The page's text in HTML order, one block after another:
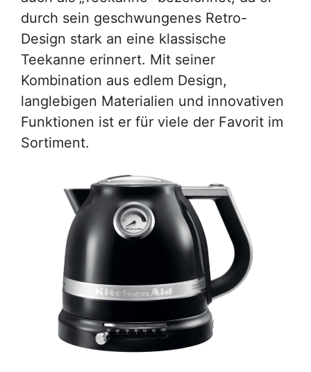
durch sein geschwungenes Retro-
Design stark an eine klassische
Teekanne erinnert. Mit seiner
Kombination aus edlem Design,
langlebigen Materialien und innovativen
Funktionen ist er für viele der Favorit im
Sortiment.